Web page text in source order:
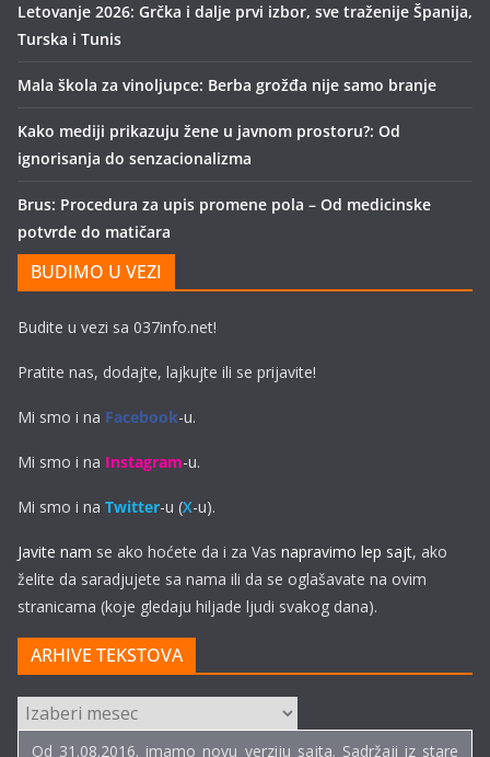
Letovanje 2026: Grčka i dalje prvi izbor, sve traženije Španija,
Turska i Tunis
Mala škola za vinoljupce: Berba grožđa nije samo branje
Kako mediji prikazuju žene u javnom prostoru?: Od
ignorisanja do senzacionalizma
Brus: Procedura za upis promene pola – Od medicinske
potvrde do matičara
BUDIMO U VEZI
Budite u vezi sa 037info.net!
Pratite nas, dodajte, lajkujte ili se prijavite!
Mi smo i na Facebook-u.
Mi smo i na Instagram-u.
Mi smo i na Twitter-u (X-u).
Javite nam se ako hoćete da i za Vas napravimo lep sajt, ako
želite da saradjujete sa nama ili da se oglašavate na ovim
stranicama (koje gledaju hiljade ljudi svakog dana).
ARHIVE TEKSTOVA
ARHIVE
TEKSTOVA
Od 31.08.2016. imamo novu verziju sajta. Sadržaji iz stare